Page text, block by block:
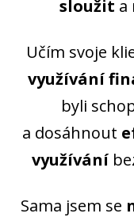
sloužit a
Učím svoje
využívání
byli
a dosáhnout
využívání
Sama jsem se